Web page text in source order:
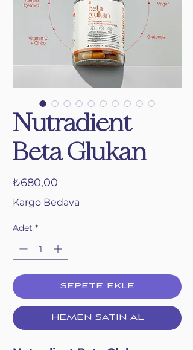
Nutradient
Beta Glukan
₺680,00
Kargo Bedava
Adet *
SEPETE EKLE
HEMEN SATIN AL